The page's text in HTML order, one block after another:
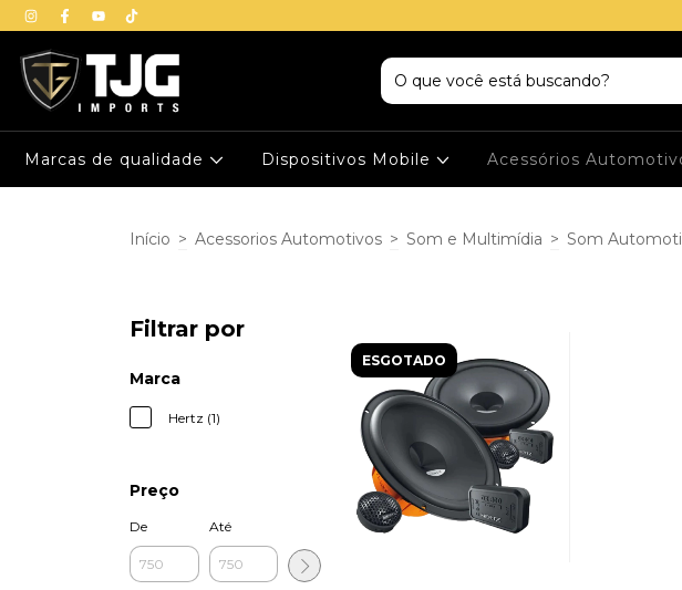
Marcas de qualidade Dispositivos Mobile Acessórios
Início > Acessorios Automotivos > Som e Multimídia > Som
Filtrar por
Marca
Hertz (1)
Preço
De Até
ESGOTADO